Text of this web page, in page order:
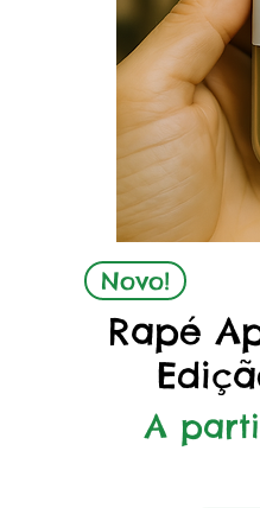
Novo!
Rapé
A
Preço